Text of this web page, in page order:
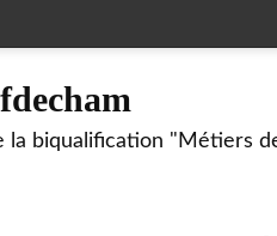
la biqualification "Métiers